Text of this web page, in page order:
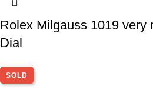
Rolex Milgauss 1019 very
Dial
SOLD